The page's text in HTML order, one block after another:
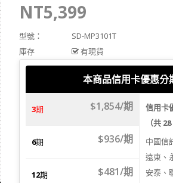
NT5,399
型號：
SD-MP3101T
庫存
有現貨
本商品信用卡優惠分
3期 $1,854/期
6期 $936/期
12期 $481/期
信用卡
（共
中國信
遠東、
安泰、